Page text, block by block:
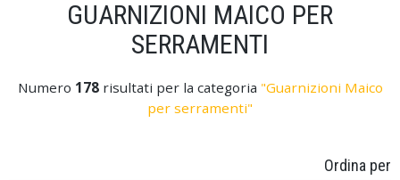
GUARNIZIONI MAICO PER
SERRAMENTI
Numero 178risultati per la categoria "Guarnizioni Maico
per serramenti"
Ordina per